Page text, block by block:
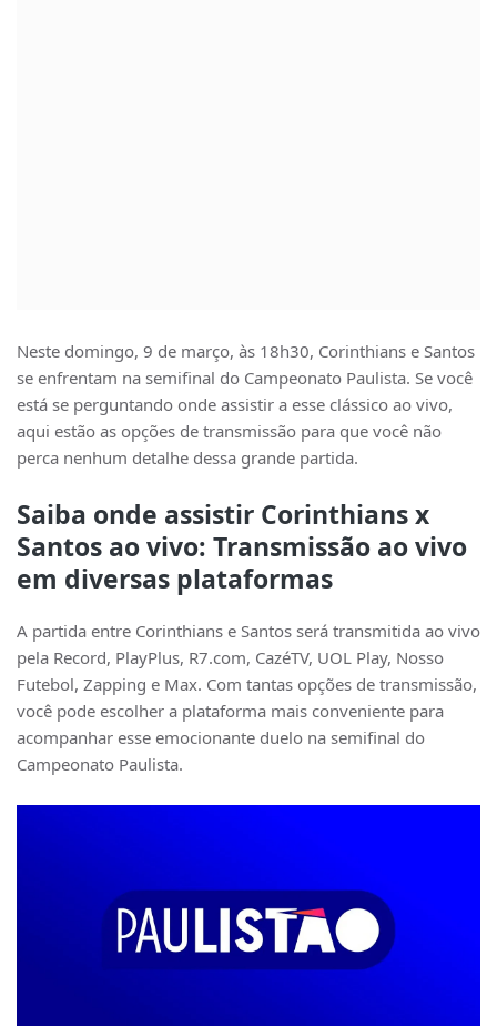
Neste domingo, 9 de março, às 18h30, Corinthians e Santos
se enfrentam na semifinal do Campeonato Paulista. Se você
está se perguntando onde assistir a esse clássico ao vivo,
aqui estão as opções de transmissão para que você não
perca nenhum detalhe dessa grande partida.
Saiba onde assistir Corinthians x
Santos ao vivo: Transmissão ao vivo
em diversas plataformas
A partida entre Corinthians e Santos será transmitida ao vivo
pela Record, PlayPlus, R7.com, CazéTV, UOL Play, Nosso
Futebol, Zapping e Max. Com tantas opções de transmissão,
você pode escolher a plataforma mais conveniente para
acompanhar esse emocionante duelo na semifinal do
Campeonato Paulista.